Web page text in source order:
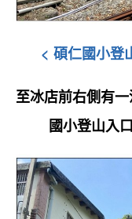
< 碩仁國小登
至冰店前右側有
國小登山入口